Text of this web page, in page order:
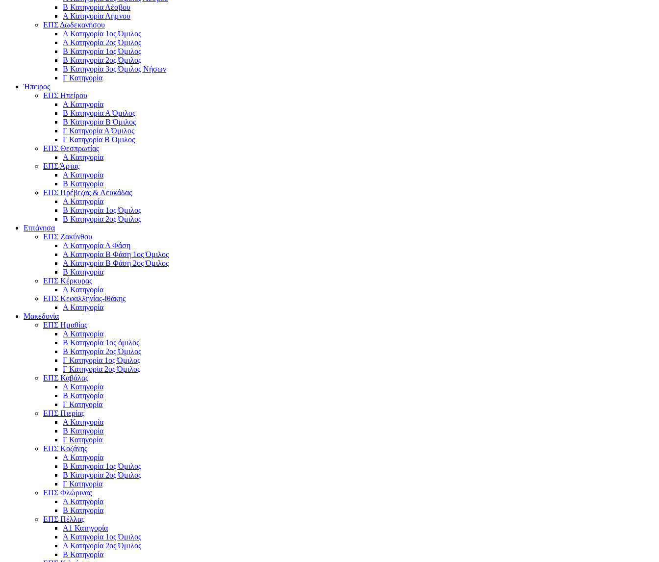
B Κατηγορία Λέσβου
Α Κατηγορία Λήμνου
ΕΠΣ Δωδεκανήσου
Α Κατηγορία 1ος Όμιλος
Α Κατηγορία 2ος Όμιλος
Β Κατηγορία 1ος Όμιλος
Β Κατηγορία 2ος Όμιλος
Β Κατηγορία 3ος Όμιλος Νήσων
Γ Κατηγορία
Ήπειρος
ΕΠΣ Ηπείρου
Α Κατηγορία
Β Κατηγορία Α Όμιλος
Β Κατηγορία Β Όμιλος
Γ Κατηγορία Α Όμιλος
Γ Κατηγορία Β Όμιλος
ΕΠΣ Θεσπρωτίας
Α Κατηγορία
ΕΠΣ Άρτας
Α Κατηγορία
Β Κατηγορία
ΕΠΣ Πρέβεζας & Λευκάδας
Α Κατηγορία
Β Κατηγορία 1ος Όμιλος
Β Κατηγορία 2ος Όμιλος
Επτάνησα
ΕΠΣ Ζακύνθου
Α Κατηγορία Α Φάση
Α Κατηγορία Β Φάση 1ος Όμιλος
Α Κατηγορία Β Φάση 2ος Όμιλος
Β Κατηγορία
ΕΠΣ Κέρκυρας
A Κατηγορία
ΕΠΣ Κεφαλληνίας-Ιθάκης
Α Κατηγορία
Μακεδονία
ΕΠΣ Ημαθίας
Α Κατηγορία
Β Κατηγορία 1ος όμιλος
Β Κατηγορία 2ος Όμιλος
Γ Κατηγορία 1ος Όμιλος
Γ Κατηγορία 2ος Όμιλος
ΕΠΣ Καβάλας
Α Κατηγορία
Β Κατηγορία
Γ Κατηγορία
ΕΠΣ Πιερίας
Α Κατηγορία
Β Κατηγορία
Γ Κατηγορία
ΕΠΣ Κοζάνης
Α Κατηγορία
Β Κατηγορία 1ος Όμιλος
Β Κατηγορία 2ος Όμιλος
Γ Κατηγορία
ΕΠΣ Φλώρινας
Α Κατηγορία
Β Κατηγορία
ΕΠΣ Πέλλας
Α1 Κατηγορία
Α Κατηγορία 1ος Όμιλος
Α Κατηγορία 2ος Όμιλος
Β Κατηγορία